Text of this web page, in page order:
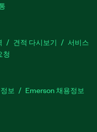
견적 다시보기
서비스
청
정보
Emerson 채용정보